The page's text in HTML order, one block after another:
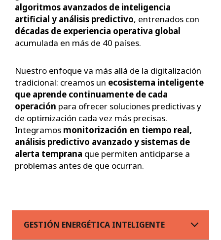
algoritmos avanzados de inteligencia
artificial y análisis predictivo, entrenados con
décadas de experiencia operativa global
acumulada en más de 40 países.
Nuestro enfoque va más allá de la digitalización
tradicional: creamos un ecosistema inteligente
que aprende continuamente de cada
operación para ofrecer soluciones predictivas y
de optimización cada vez más precisas.
Integramos monitorización en tiempo real,
análisis predictivo avanzado y sistemas de
alerta temprana que permiten anticiparse a
problemas antes de que ocurran.
GESTIÓN ENERGÉTICA INTELIGENTE